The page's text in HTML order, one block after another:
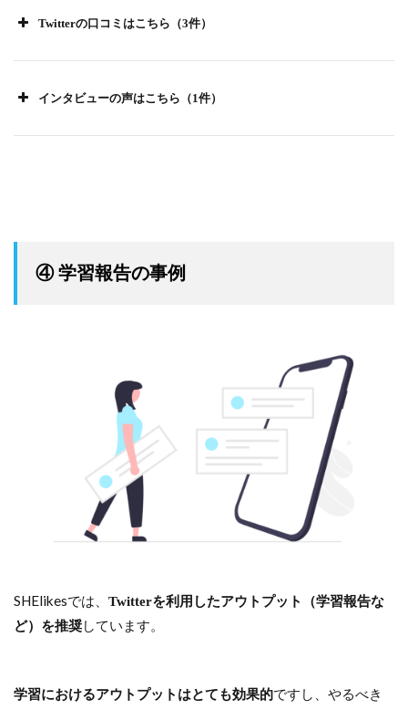
引用：SHE shares
Twitterの口コミはこちら（3件）
https://shares.she-
inc.jp/posts/4929228
@she_officials
引用：Twitter
インタビューの声はこちら（1件）
引用：SHE shares
④ 学習報告の事例
SHElikesでは、 Twitterを利用したアウトプット（学習報告な
ど）を推奨しています。
学習におけるアウトプットはとても効果的ですし、やるべき